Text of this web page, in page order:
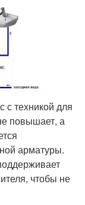
с техникой для
повышает, а
арматуры.
чтобы не